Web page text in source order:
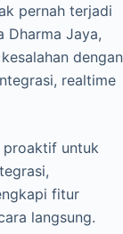
pernah terjadi
Dharma Jaya,
dengan
realtime
proaktif untuk
fitur
langsung.